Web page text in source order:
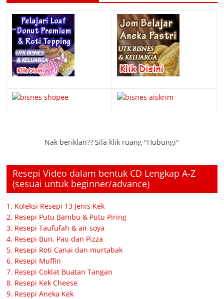
Nak beriklan?? Sila klik ruang "Hubungi"
Resepi Video dalam bentuk CD Lengkap A-Z
(sesuai untuk beginner/advance)
1. Koleksi Resepi 13 Jenis Kek
2. Resepi Putu Bambu & Putu Piring
3. Resepi Taufufah & air soya
4. Resepi Bun, Pau dan Pizza
5. Resepi Roti Canai dan murtabak
6. Resepi Muffin
7. Resepi Coklat Buatan Tangan
8. Resepi Kek Cheese
9. Resepi Aneka Kek